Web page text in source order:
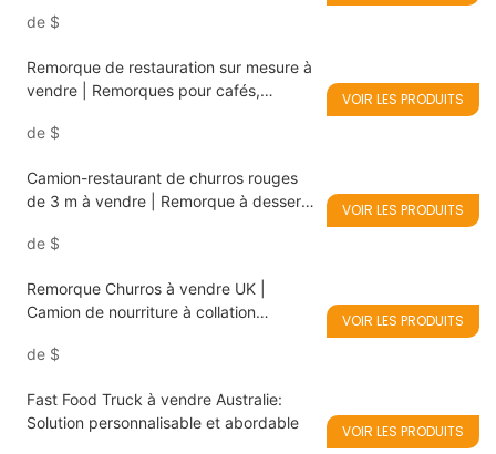
de $
Remorque de restauration sur mesure à
vendre | Remorques pour cafés,
de $
VOIR LES PRODUITS
Camion-restaurant de churros rouges
de 3 m à vendre | Remorque à desserts
churros où que vous soyez.
de $
VOIR LES PRODUITS
Remorque Churros à vendre UK |
Camion de nourriture à collation
de $
VOIR LES PRODUITS
Fast Food Truck à vendre Australie:
Solution personnalisable et abordable
VOIR LES PRODUITS